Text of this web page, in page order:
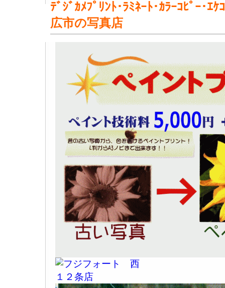
ﾃﾞｼﾞｶﾒﾌﾟﾘﾝﾄ･ﾗﾐﾈｰﾄ･ｶﾗｰｺﾋﾟｰ･ｴ
広市の写真店